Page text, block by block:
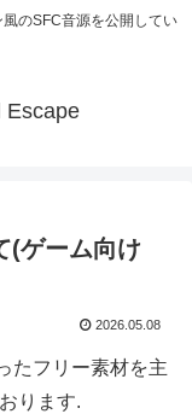
のSFC音源を公開してい
Escape
(ゲーム向け
2026.05.08
たフリー素材を主
ります.